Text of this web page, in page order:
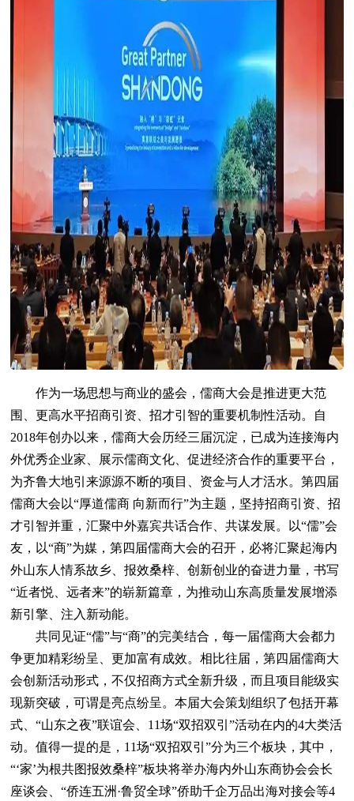
作为一场思想与商业的盛会，儒商大会是推进更大范
围、更高水平招商引资、招才引智的重要机制性活动。自
2018年创办以来，儒商大会历经三届沉淀，已成为连接海内
外优秀企业家、展示儒商文化、促进经济合作的重要平台，
为齐鲁大地引来源源不断的项目、资金与人才活水。第四届
儒商大会以“厚道儒商 向新而行”为主题，坚持招商引资、招
才引智并重，汇聚中外嘉宾共话合作、共谋发展。以“儒”会
友，以“商”为媒，第四届儒商大会的召开，必将汇聚起海内
外山东人情系故乡、报效桑梓、创新创业的奋进力量，书写
“近者悦、远者来”的崭新篇章，为推动山东高质量发展增添
新引擎、注入新动能。
共同见证“儒”与“商”的完美结合，每一届儒商大会都力
争更加精彩纷呈、更加富有成效。相比往届，第四届儒商大
会创新活动形式，不仅招商方式全新升级，而且项目能级实
现新突破，可谓是亮点纷呈。本届大会策划组织了包括开幕
式、“山东之夜”联谊会、11场“双招双引”活动在内的4大类活
动。值得一提的是，11场“双招双引”分为三个板块，其中，
“‘家’为根共图报效桑梓”板块将举办海内外山东商协会会长
座谈会、“侨连五洲·鲁贸全球”侨助千企万品出海对接会等4